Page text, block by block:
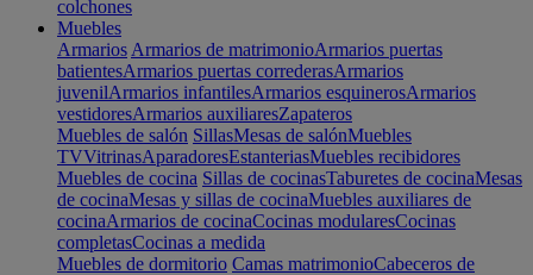
colchones
Muebles
Armarios Armarios de matrimonioArmarios puertas
batientesArmarios puertas correderasArmarios
juvenilArmarios infantilesArmarios esquinerosArmarios
vestidoresArmarios auxiliaresZapateros
Muebles de salón SillasMesas de salónMuebles
TVVitrinasAparadoresEstanteriasMuebles recibidores
Muebles de cocina Sillas de cocinasTaburetes de cocinaMesas
de cocinaMesas y sillas de cocinaMuebles auxiliares de
cocinaArmarios de cocinaCocinas modularesCocinas
completasCocinas a medida
Muebles de dormitorio Camas matrimonioCabeceros de